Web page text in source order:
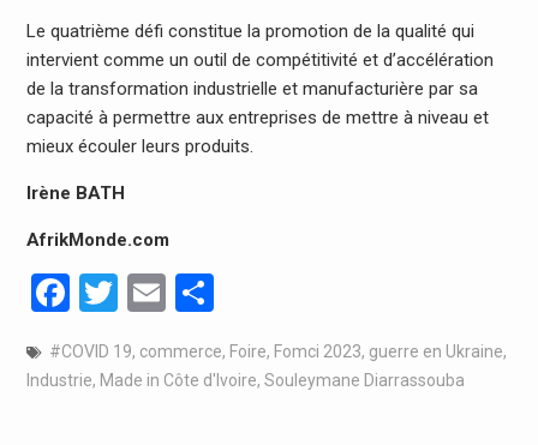
Le quatrième défi constitue la promotion de la qualité qui
intervient comme un outil de compétitivité et d’accélération
de la transformation industrielle et manufacturière par sa
capacité à permettre aux entreprises de mettre à niveau et
mieux écouler leurs produits.
Irène BATH
AfrikMonde.com
Facebook
Twitter
Email
#COVID 19, commerce, Foire, Fomci 2023, guerre en Ukraine,
Industrie, Made in Côte d'Ivoire, Souleymane Diarrassouba